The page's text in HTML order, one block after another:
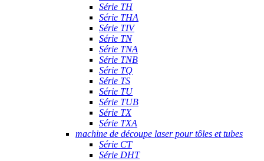
Série TH
Série THA
Série TIV
Série TN
Série TNA
Série TNB
Série TQ
Série TS
Série TU
Série TUB
Série TX
Série TXA
machine de découpe laser pour tôles et tubes
Série CT
Série DHT